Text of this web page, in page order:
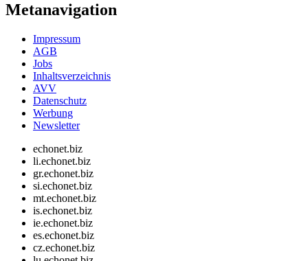
Metanavigation
Impressum
AGB
Jobs
Inhaltsverzeichnis
AVV
Datenschutz
Werbung
Newsletter
echonet.biz
li.echonet.biz
gr.echonet.biz
si.echonet.biz
mt.echonet.biz
is.echonet.biz
ie.echonet.biz
es.echonet.biz
cz.echonet.biz